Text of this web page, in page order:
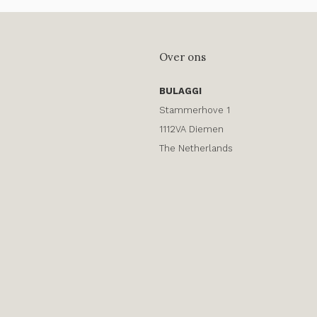
Over ons
BULAGGI
Stammerhove 1
1112VA Diemen
The Netherlands